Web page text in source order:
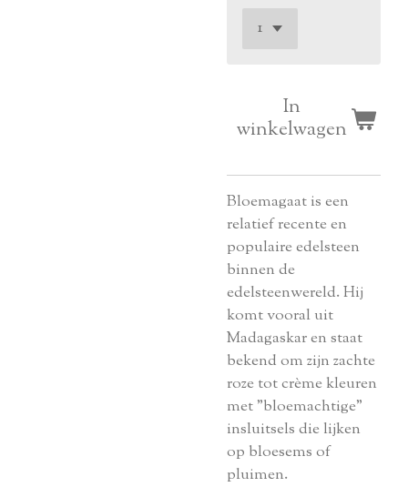
In
winkelwagen
Bloemagaat is een
relatief recente en
populaire edelsteen
binnen de
edelsteenwereld. Hij
komt vooral uit
Madagaskar en staat
bekend om zijn zachte
roze tot crème kleuren
met "bloemachtige"
insluitsels die lijken
op bloesems of
pluimen.